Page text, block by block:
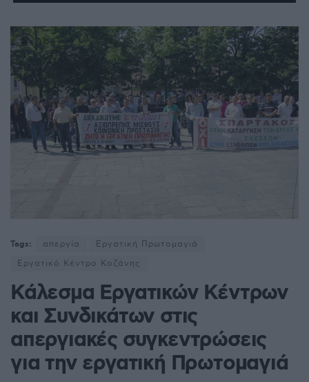
Tags: απεργία
Εργατική Πρωτομαγιά
Εργατικό Κέντρο Κοζάνης
Κάλεσμα Εργατικών Κέντρων
και Συνδικάτων στις
απεργιακές συγκεντρώσεις
για την εργατική Πρωτομαγιά